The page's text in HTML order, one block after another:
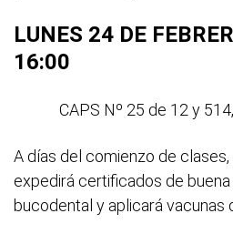
LUNES 24 DE
16:00
CAPS Nº 25 de 12 y
A días del comienzo de
expedirá certificados de
bucodental y aplicará vacunas